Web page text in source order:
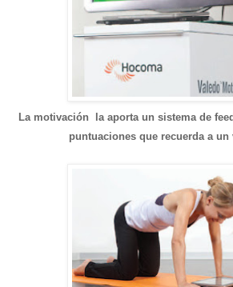
La motivación la aporta un sistema de
puntuaciones que recuerda a un